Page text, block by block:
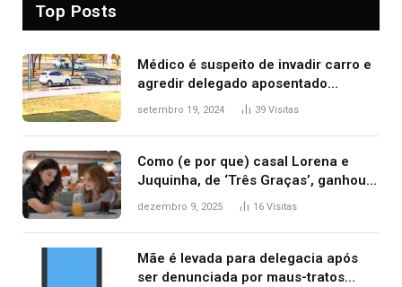
Top Posts
Médico é suspeito de invadir carro e
agredir delegado aposentado
durante confusão no trânsito
setembro 19, 2024 39 Visitas
Como (e por que) casal Lorena e
Juquinha, de ‘Três Graças’, ganhou
repercussão internacional
dezembro 9, 2025 16 Visitas
Mãe é levada para delegacia após
ser denunciada por maus-tratos